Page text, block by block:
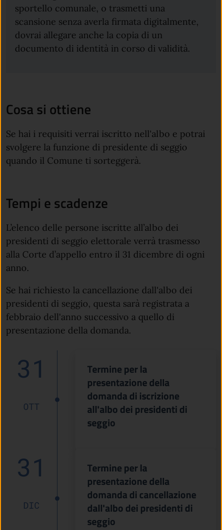
sportello comunale, o trasmetti una
scansione senza averla firmata digitalmente,
dovrai allegare anche la copia di un
documento di identità in corso di validità.
Cosa si ottiene
Se hai i requisiti verrai iscritto nell'albo e potrai
svolgere la funzione di presidente di seggio
quando il Comune ti sorteggerà.
Tempi e scadenze
L’elenco delle persone iscritte all’albo dei
presidenti di seggio elettorale verrà trasmesso
alla Corte d’appello entro il 31 dicembre di ogni
anno.
Se hai richiesto la cancellazione dall'albo dei
presidenti di seggio, questa sarà registrata a
febbraio dell'anno successivo a quello di
presentazione della domanda.
31
OTT
Termine per la
presentazione della
domanda di iscrizione
all'albo dei presidenti di
seggio
31
DIC
Termine per la
presentazione della
domanda di cancellazione
dall'albo dei presidenti di
seggio